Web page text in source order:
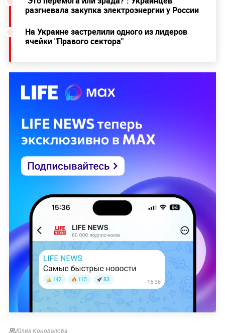
разгневала закупка электроэнергии у России
На Украине застрелили одного из лидеров
ячейки "Правого сектора"
Юлия Коновалова